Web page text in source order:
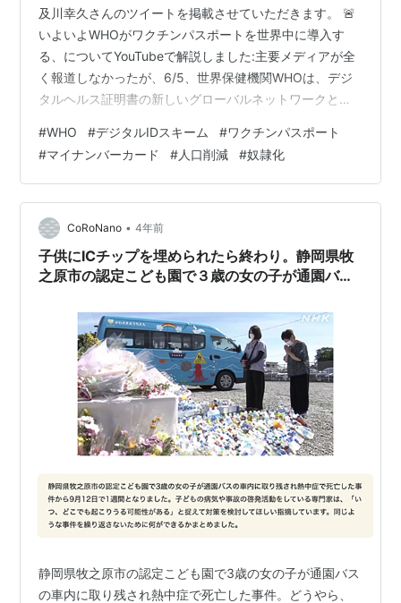
及川幸久さんのツイートを掲載させていただきます。 🚨
いよいよWHOがワクチンパスポートを世界中に導入す
る、についてYouTubeで解説しました:主要メディアが全
く報道しなかったが、6/5、世界保健機関WHOは、デジ
タルヘルス証明書の新しいグローバルネットワークとし
pic.twitter.com/UOiJ5N7XMq — 及川幸久 YUKI
OIKAWA💎 (@oikawa_yukihisa) July 25, 2023 （以下、
上記ツイートより） （上記ツイート内の動画）
2023.7.24【WHO】いよいよWHOがあのパスポートを世
界中に導入する【…
#WHO #デジタルIDスキーム #ワクチンパスポート
#マイナンバーカード #人口削減 #奴隷化
CoRoNano • 4年前
子供にICチップを埋められたら終わり。静岡県牧
之原市の認定こども園で３歳の女の子が通園バス
埋め込むためのもの。
静岡県牧之原市の認定こども園で3歳の女の子が通園バス
の車内に取り残され熱中症で死亡した事件。どうやら、